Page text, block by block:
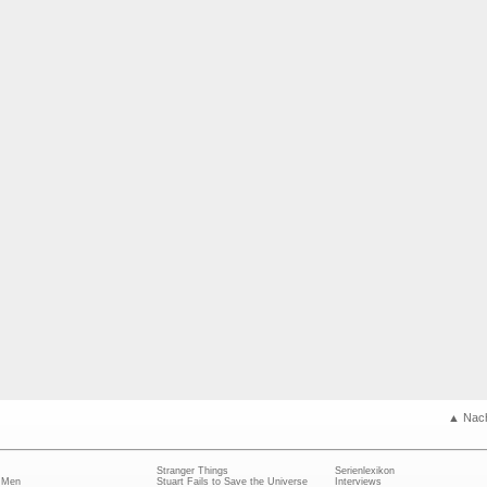
▲
Stranger Things
Stuart Fails to Save the Universe
Serienlexikon
Interviews